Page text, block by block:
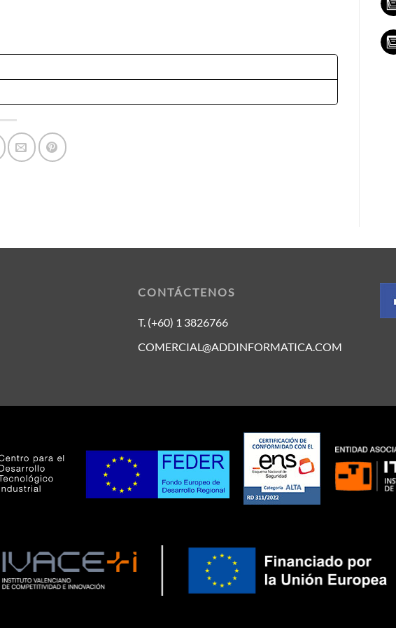
CONTÁCTENOS
T. (+60) 1 3826766
COMERCIAL@ADDINFORMATICA.COM